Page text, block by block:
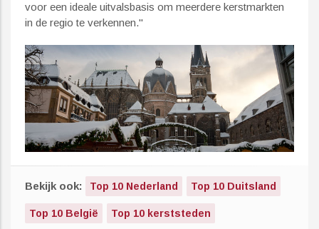
voor een ideale uitvalsbasis om meerdere kerstmarkten
in de regio te verkennen."
Bekijk ook: Top 10 Nederland Top 10 Duitsland
Top 10 België Top 10 kerststeden